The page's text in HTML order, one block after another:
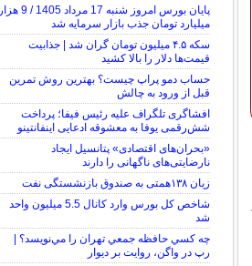
پایان بورس امروز شنبه 17 مرداد 1405 / 9 هزار
میلیارد تومان جذب بازار سرمایه شد
سکه ۴.۵ میلیون تومان گران شد | جذابیت
قیمت‌ها دلار را بالا کشید
حساب دمو پراپ چیست؟ بهترین روش تمرین
قبل از ورود به چالش
افشاگری تلگراف علیه رئیس فیفا؛ پرداخت
شش‌رقمی یوفا به معشوقه ادعایی اینفانتینو
«بحران‌های اقتصادی» پتانسیل ایجاد
نارضایتی‌های ناگهانی را دارند
زیان ۱۳۸همتی به صندوق بازنشستگی نفت
شاخص کل بورس وارد کانال 5.5 میلیون واحد
شد
چه كسي حافظه جمعي تهران را مي‌نويسد؟ |
رپ در واگن، روايت بر ديوار